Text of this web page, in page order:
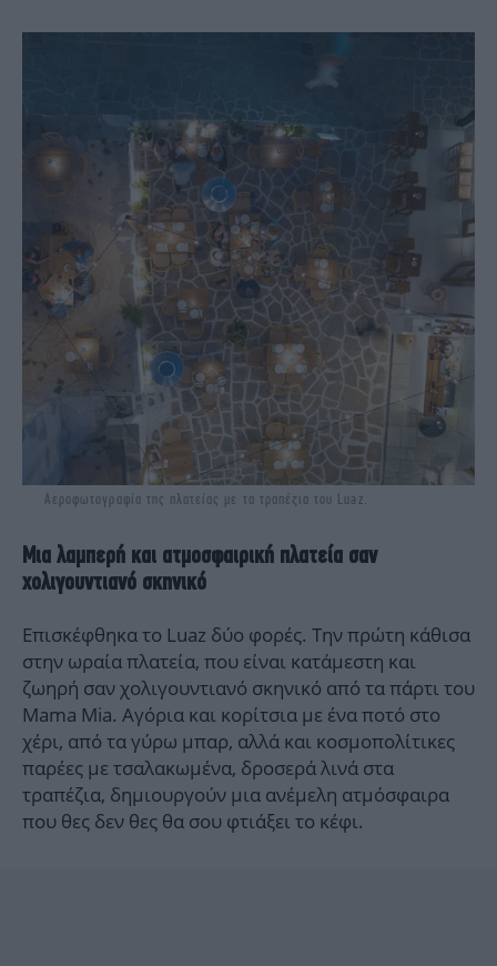
Aεροφωτογραφία της πλατείας με τα τραπέζια του Luaz.
Μια λαμπερή και ατμοσφαιρική πλατεία σαν
χολιγουντιανό σκηνικό
Επισκέφθηκα το Luaz δύο φορές. Την πρώτη κάθισα
στην ωραία πλατεία, που είναι κατάμεστη και
ζωηρή σαν χολιγουντιανό σκηνικό από τα πάρτι του
Mama Mia. Αγόρια και κορίτσια με ένα ποτό στο
χέρι, από τα γύρω μπαρ, αλλά και κοσμοπολίτικες
παρέες με τσαλακωμένα, δροσερά λινά στα
τραπέζια, δημιουργούν μια ανέμελη ατμόσφαιρα
που θες δεν θες θα σου φτιάξει το κέφι.